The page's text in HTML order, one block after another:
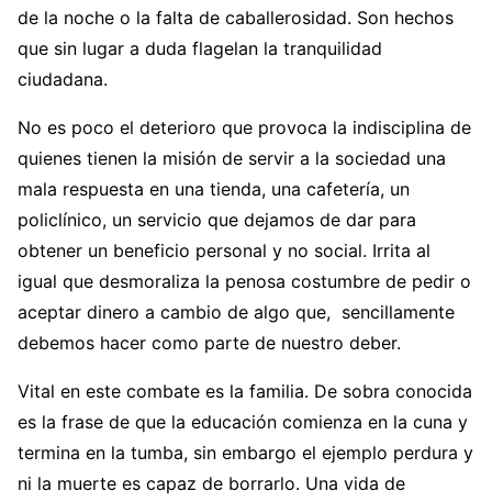
de la noche o la falta de caballerosidad. Son hechos
que sin lugar a duda flagelan la tranquilidad
ciudadana.
No es poco el deterioro que provoca la indisciplina de
quienes tienen la misión de servir a la sociedad una
mala respuesta en una tienda, una cafetería, un
policlínico, un servicio que dejamos de dar para
obtener un beneficio personal y no social. Irrita al
igual que desmoraliza la penosa costumbre de pedir o
aceptar dinero a cambio de algo que, sencillamente
debemos hacer como parte de nuestro deber.
Vital en este combate es la familia. De sobra conocida
es la frase de que la educación comienza en la cuna y
termina en la tumba, sin embargo el ejemplo perdura y
ni la muerte es capaz de borrarlo. Una vida de